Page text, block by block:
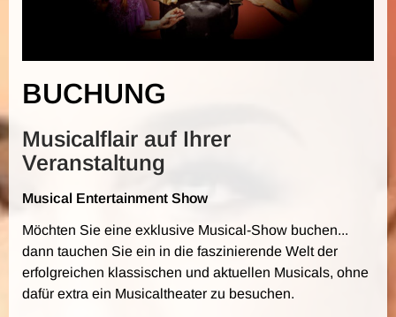
BUCHUNG
Musicalflair auf Ihrer
Veranstaltung
Musical Entertainment Show
Möchten Sie eine exklusive Musical-Show buchen...
dann tauchen Sie ein in die faszinierende Welt der
erfolgreichen klassischen und aktuellen Musicals, ohne
dafür extra ein Musicaltheater zu besuchen.